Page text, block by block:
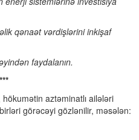
qənaət vərdişlərini inkişaf
faydalanın.
***
aztəminatlı ailələri
görəcəyi gözlənilir, məsələn: